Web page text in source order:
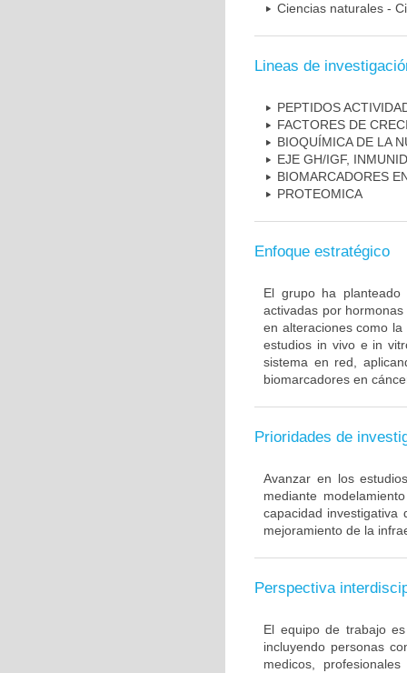
Ciencias naturales -
Lineas de
PEPTIDOS
FACTORES DE
BIOQUÍMICA DE LA
EJE GH/IGF,
BIOMARCADORES
PROTEOMICA
Enfoque estratégico
El grupo ha planteado
activadas por
en alteraciones como
estudios in vivo e in
sistema en red,
biomarcadores en
Prioridades de
Avanzar en los
mediante
capacidad
mejoramiento de la
Perspectiva
El equipo de trabajo
incluyendo personas
medicos,